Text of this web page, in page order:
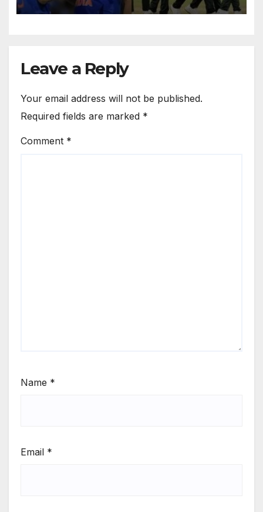
Leave a Reply
Your email address will not be published.
Required fields are marked *
Comment *
Name *
Email *